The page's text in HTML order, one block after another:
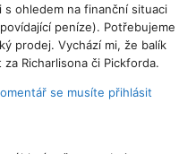
ohledem na finanční situaci
peníze). Potřebujeme
prodej. Vychází mi, že balík
Richarlisona či Pickforda.
se musíte přihlásit